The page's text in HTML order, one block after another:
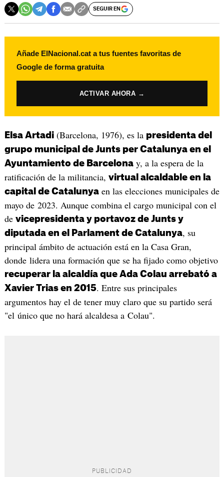
SEGUIR EN
Añade ElNacional.cat a tus fuentes favoritas de
Google de forma gratuita
ACTIVAR AHORA →
Elsa Artadi(Barcelona, 1976), es la presidenta del
grupo municipal de Junts per Catalunya en el
Ayuntamiento de Barcelonay, a la espera de la
ratificación de la militancia, virtual alcaldable en la
capital de Catalunyaen las elecciones municipales de
mayo de 2023. Aunque combina el cargo municipal con el
de vicepresidenta y portavoz de Junts y
diputada en el Parlament de Catalunya, su
principal ámbito de actuación está en la Casa Gran,
donde lidera una formación que se ha fijado como objetivo
recuperar la alcaldía que Ada Colau arrebató a
Xavier Trias en 2015. Entre sus principales
argumentos hay el de tener muy claro que su partido será
"el único que no hará alcaldesa a Colau".